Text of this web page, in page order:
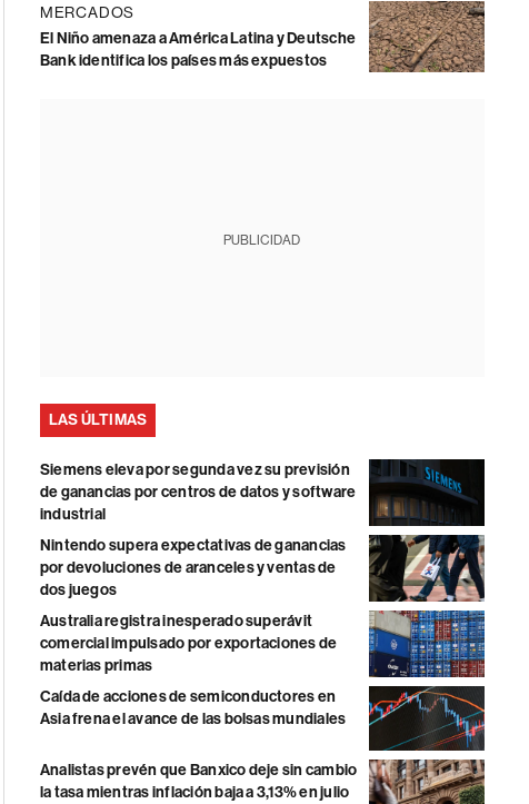
MERCADOS
El Niño amenaza a América Latina y Deutsche
Bank identifica los países más expuestos
PUBLICIDAD
LAS ÚLTIMAS
Siemens eleva por segunda vez su previsión
de ganancias por centros de datos y software
industrial
Nintendo supera expectativas de ganancias
por devoluciones de aranceles y ventas de
dos juegos
Australia registra inesperado superávit
comercial impulsado por exportaciones de
materias primas
Caída de acciones de semiconductores en
Asia frena el avance de las bolsas mundiales
Analistas prevén que Banxico deje sin cambio
la tasa mientras inflación baja a 3,13% en julio